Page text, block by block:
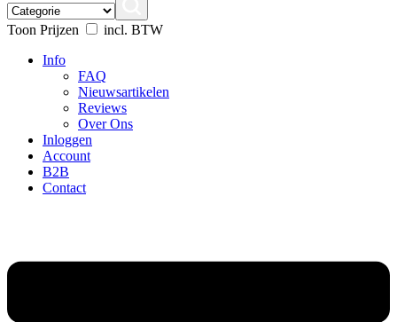
Toon Prijzen
incl. BTW
Info
FAQ
Nieuwsartikelen
Reviews
Over Ons
Inloggen
Account
B2B
Contact